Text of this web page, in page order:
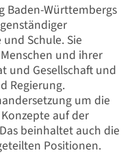
Baden-Württembergs
Schule. Sie
und ihrer
und Gesellschaft und
Regierung.
um die
auf der
beinhaltet auch die
Positionen.